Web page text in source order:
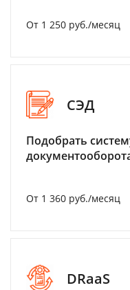
От 1 250 руб./месяц
СЭД
Подобрать
От 1 360 руб./месяц
DRaaS